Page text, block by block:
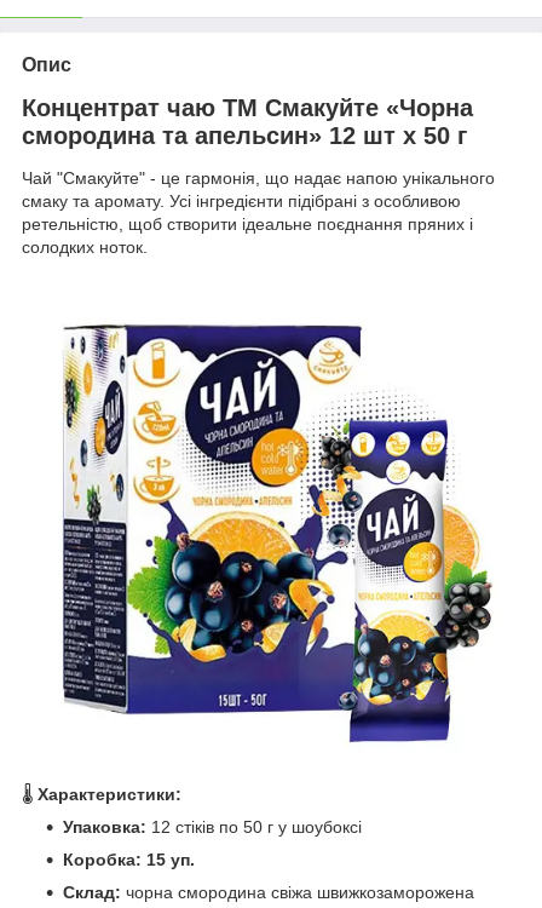
Опис
Концентрат чаю ТМ Смакуйте «Чорна
смородина та апельсин» 12 шт х 50 г
Чай "Смакуйте" - це гармонія, що надає напою унікального
смаку та аромату. Усі інгредієнти підібрані з особливою
ретельністю, щоб створити ідеальне поєднання пряних і
солодких ноток.
🌡️ Характеристики:
Упаковка: 12 стіків по 50 г у шоубоксі
Коробка: 15 уп.
Склад: чорна смородина свіжа швижкозаморожена